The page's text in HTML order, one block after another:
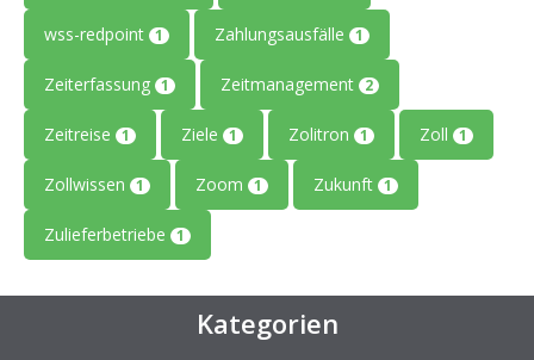
wss-redpoint 1 Zahlungsausfälle 1
Zeiterfassung 1 Zeitmanagement 2
Zeitreise 1 Ziele 1 Zolitron 1 Zoll 1
Zollwissen 1 Zoom 1 Zukunft 1
Zulieferbetriebe 1
Kategorien